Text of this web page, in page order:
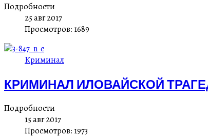
Подробности
25 авг 2017
Просмотров: 1689
Криминал
КРИМИНАЛ ИЛОВАЙСКОЙ
Подробности
15 авг 2017
Просмотров: 1973